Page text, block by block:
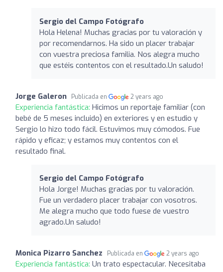
Sergio del Campo Fotógrafo
Hola Helena! Muchas gracias por tu valoración y
por recomendarnos. Ha sido un placer trabajar
con vuestra preciosa familia. Nos alegra mucho
que estéis contentos con el resultado.Un saludo!
Jorge Galeron Publicada en 2 years ago
Experiencia fantástica: Hicimos un reportaje familiar (con
bebé de 5 meses incluido) en exteriores y en estudio y
Sergio lo hizo todo fácil. Estuvimos muy cómodos. Fue
rápido y eficaz; y estamos muy contentos con el
resultado final.
Sergio del Campo Fotógrafo
Hola Jorge! Muchas gracias por tu valoración.
Fue un verdadero placer trabajar con vosotros.
Me alegra mucho que todo fuese de vuestro
agrado.Un saludo!
Monica Pizarro Sanchez Publicada en 2 years ago
Experiencia fantástica: Un trato espectacular. Necesitaba